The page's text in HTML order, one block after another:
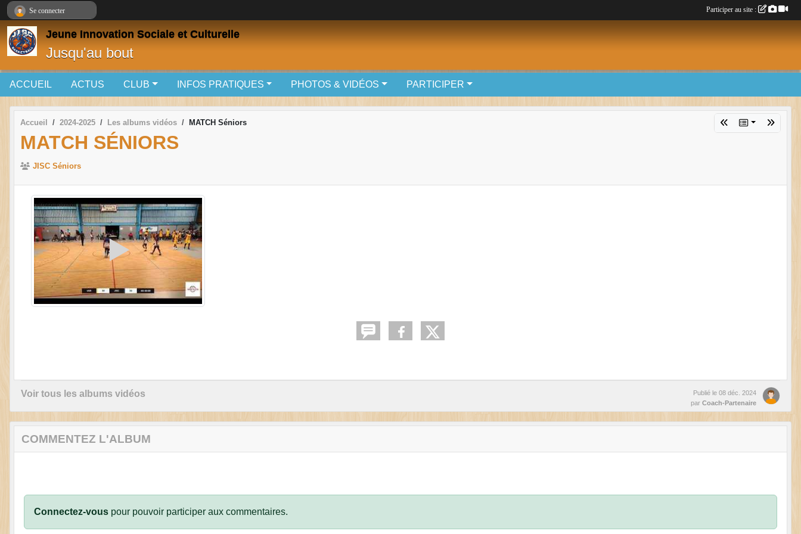
Jeune Innovation Sociale et Culturelle
Jusqu'au bout
ACCUEIL ACTUS CLUB INFOS PRATIQUES PHOTOS & VIDÉOS PARTICIPER
Accueil 2024-2025 Les albums vidéos MATCH Séniors
MATCH SÉNIORS
JISC Séniors
Voir tous les albums vidéos Publié le 08 déc. 2024
par Coach-Partenaire
COMMENTEZ L'ALBUM
Connectez-vous pour pouvoir participer aux commentaires.
Se connecter Participer au site :
Panneau de gestion des cookies